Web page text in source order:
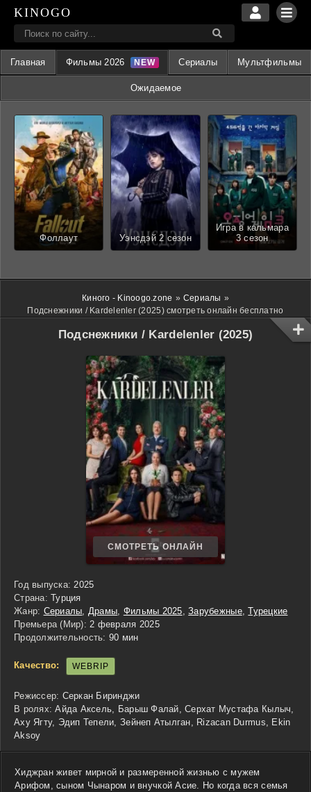
KINOGO
Главная Фильмы 2026 Сериалы Мультфильмы
Ожидаемое
Фоллаут Уэнсдэй 2 сезон
Игра в кальмара
3 сезон
Киного - Kinoogo.zone » Сериалы »
Подснежники / Kardelenler (2025) смотреть онлайн бесплатно
Подснежники / Kardelenler (2025)
СМОТРЕТЬ ОНЛАЙН
Год выпуска: 2025
Страна: Турция
Жанр: Сериалы Драмы Фильмы 2025 ,Зарубежные,Турецкие
Премьера (Мир): 2 февраля 2025
Продолжительность: 90 мин
Качество: WEBRIP
Режиссер: Серкан Биринджи
В ролях: Айда Аксель, Барыш Фалай, Серхат Мустафа Кылыч,
Аху Ягту, Эдип Тепели, Зейнеп Атылган, Rizacan Durmus, Ekin
Aksoy
Хиджран живет мирной и размеренной жизнью с мужем
Арифом, сыном Чынаром и внучкой Асие. Но когда вся семья